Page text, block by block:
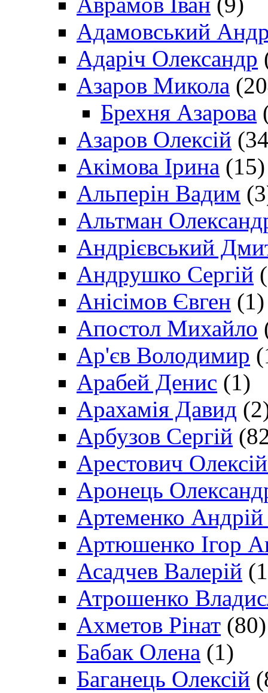
Адамовський
Адаріч Олександр
Азаров Микола
Брехня Азарова
Азаров Олексій
Акімова Ірина (15)
Альперін Вадим
Альтман
Андрієвський
Андрушко Сергій
Анісімов Євген (1)
Апостол Михайло
Ар'єв Володимир
Арабей Денис (1)
Арахамія Давид
Арбузов Сергій
Арестович
Аронець
Артеменко Андрій
Артюшенко Ігор
Асадчев Валерій
Атрошенко
Ахметов Рінат (80)
Бабак Олена (1)
Баганець Олексій